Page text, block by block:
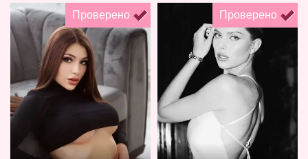
Проверено Проверено